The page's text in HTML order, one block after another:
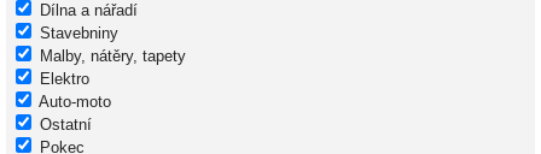
Dílna a nářadí
Stavebniny
Malby, nátěry, tapety
Elektro
Auto-moto
Ostatní
Pokec